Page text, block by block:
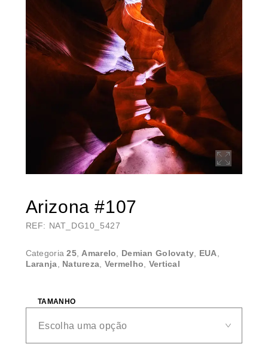
Arizona #107
REF: NAT_DG10_5427
Categoria25,Amarelo, Demian Golovaty, EUA,
Laranja, Natureza, Vermelho, Vertical
TAMANHO